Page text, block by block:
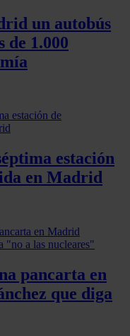
compartimos
sitio web con
publicidad y análisis
recopilado a
servicios.
un autobús
de 1.000
estación
en Madrid
pancarta en
que diga